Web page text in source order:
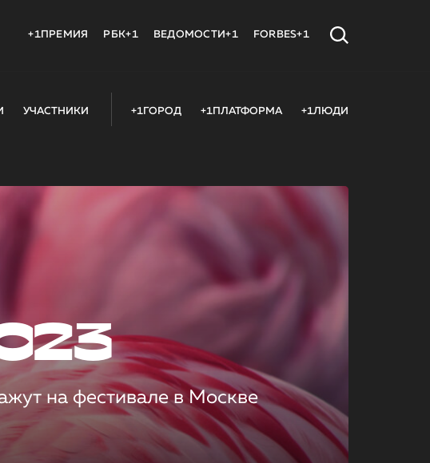
+1ПРЕМИЯ РБК+1 ВЕДОМОСТИ+1 FORBES+1
УЧАСТНИКИ +1ГОРОД +1ПЛАТФОРМА +1ЛЮДИ
на фестивале в Москве